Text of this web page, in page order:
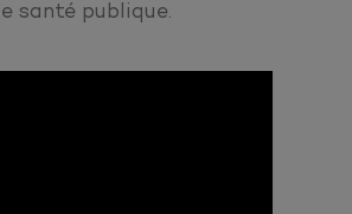
santé publique.